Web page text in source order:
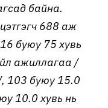
байна.
688 аж
буюу 75 хувь
ажиллагаа /
103 буюу 15.0
10.0 хувь нь